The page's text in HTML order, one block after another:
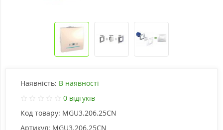
Наявність: В наявності
0 відгуків
Код товару: MGU3.206.25CN
Артикул: MGU3.206.25CN